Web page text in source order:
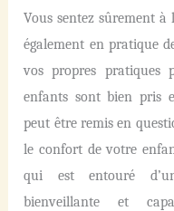
Vous sentez sûrement à
également en pratique
vos propres pratiques
enfants sont bien pris
peut être remis en
le confort de votre
qui est entouré
bienveillante et